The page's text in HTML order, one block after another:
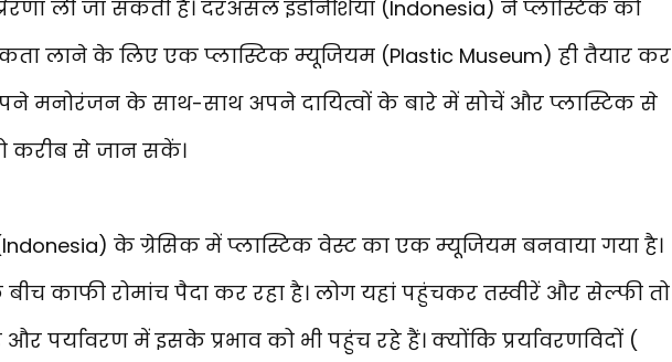
ली जा सकती है। दरअसल इंडोनेशिया (Indonesia) ने प्लास्टिक को
लाने के लिए एक प्लास्टिक म्यूजियम (Plastic Museum) ही तैयार कर
मनोरंजन के साथ-साथ अपने दायित्वों के बारे में सोचें और प्लास्टिक से
करीब से जान सकें।
के ग्रेसिक में प्लास्टिक वेस्ट का एक म्यूजियम बनवाया गया है।
काफी रोमांच पैदा कर रहा है। लोग यहां पहुंचकर तस्वीरें और सेल्फी तो
पर्यावरण में इसके प्रभाव को भी पहुंच रहे हैं। क्योंकि प्रर्यावरणविदों (